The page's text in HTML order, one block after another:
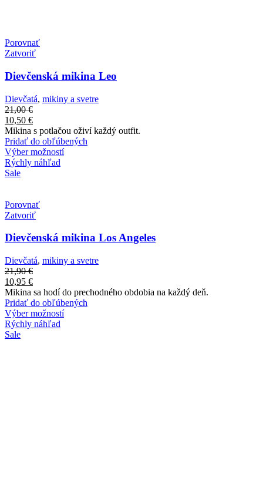
Porovnať
Zatvoriť
Dievčenská mikina Leo
Dievčatá, mikiny a svetre
21,00€
10,50 €
Mikina s potlačou oživí každý outfit.
Pridať do obľúbených
Výber možností
Rýchly náhľad
Sale
Porovnať
Zatvoriť
Dievčenská mikina Los Angeles
Dievčatá, mikiny a svetre
21,90€
10,95 €
Mikina sa hodí do prechodného obdobia na každý deň.
Pridať do obľúbených
Výber možností
Rýchly náhľad
Sale